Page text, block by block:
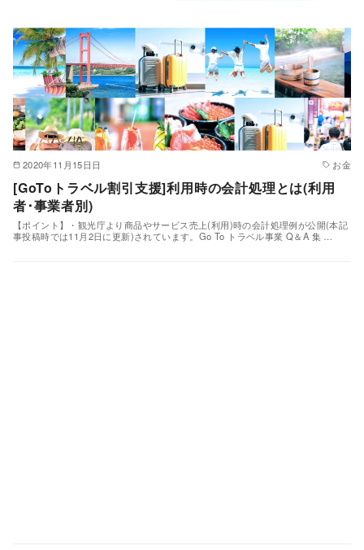
2020年11月15日日 お金
[GoToトラベル割引支援]利用時の会計処理とは(利用
者･事業者別)
【ポイント】・観光庁より商品やサービス売上(利用)時の会計処理例が公開(本記
事投稿時では11月2日に更新)されています。Go To トラベル事業 Q＆A 集 …